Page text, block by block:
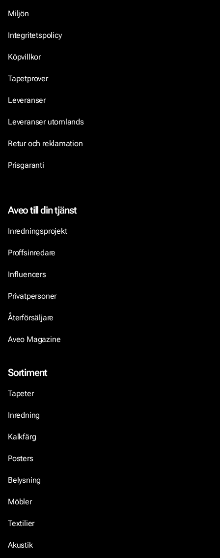
Miljön
Integritetspolicy
Köpvillkor
Tapetprover
Leveranser
Leveranser utomlands
Retur och reklamation
Prisgaranti
Aveo till din tjänst
Inredningsprojekt
Proffsinredare
Influencers
Privatpersoner
Återförsäljare
Aveo Magazine
Sortiment
Tapeter
Inredning
Kalkfärg
Posters
Belysning
Möbler
Textilier
Akustik